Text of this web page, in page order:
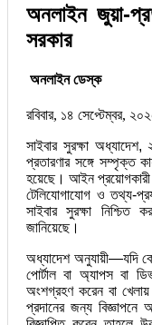
অনলাইন জুয়া-
সরকার
অনলাইন ডেস্ক
রবিবার, ১৪ সেপ্টেম্বর,
সাইবার সুরক্ষা
প্রতারণার সঙ্গে সম্পৃক্ত
হয়েছে। আইন প্রয়োগকারী
টেলিযোগাযোগ ও তথ্য-
সাইবার সুরক্ষা নিশ্চিত
জানিয়েছে।
অধ্যাদেশ অনুযায়ী—যদি
পোর্টাল বা অ্যাপস বা
অংশগ্রহণ করেন বা
প্রদানের জন্য